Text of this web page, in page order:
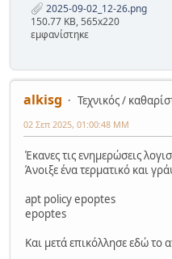
2025-09-02_12-26.png
150.77 KB, 565x220
εμφανίστηκε
alkisg
Τεχνικός /
02 Σεπ 2025, 01:00:48 ΜΜ
Έκανες τις ενημερώσεις
Άνοιξε ένα τερματικό και
apt policy epoptes
epoptes
Και μετά επικόλλησε εδώ το